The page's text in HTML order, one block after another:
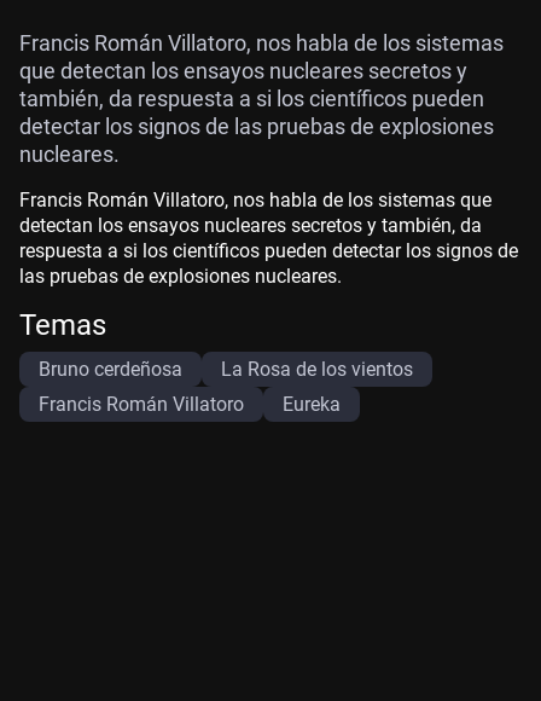
Francis Román Villatoro, nos habla de los sistemas
que detectan los ensayos nucleares secretos y
también, da respuesta a si los científicos pueden
detectar los signos de las pruebas de explosiones
nucleares.
Francis Román Villatoro, nos habla de los sistemas que
detectan los ensayos nucleares secretos y también, da
respuesta a si los científicos pueden detectar los signos de
las pruebas de explosiones nucleares.
Temas
Bruno cerdeñosa
La Rosa de los vientos
Francis Román Villatoro
Eureka